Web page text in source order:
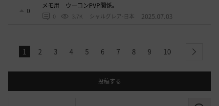
0
メモ用 ウーコンPVP関係。
0 3.7K シャルグレア-日本 2025.07.03
1 2 3 4 5 6 7 8 9 10 next
投稿する